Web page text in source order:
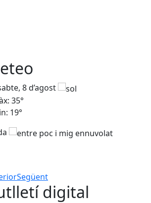
8 d’agost
35°
19°
Següent
digital